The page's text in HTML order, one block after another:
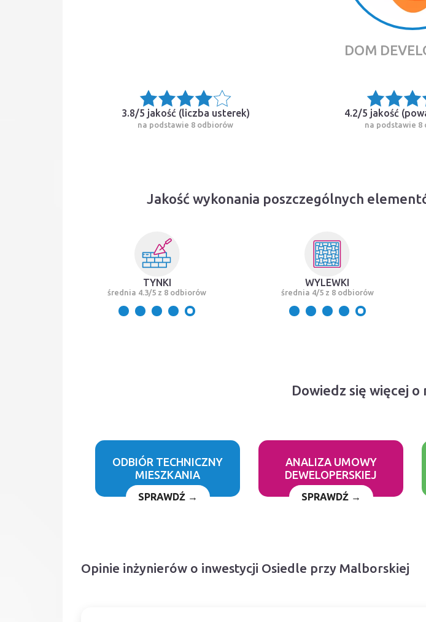
DOM
3.8/5 jakość (liczba usterek)
na podstawie 8 odbiorów
4.2/5 jakość (
na podstawie 8
Jakość wykonania poszczególnych
TYNKI
średnia 4.3/5 z 8 odbiorów
WYLEWKI
średnia 4/5 z 8 odbiorów
Dowiedz się więcej o
ODBIÓR TECHNICZNY
MIESZKANIA
SPRAWDŹ →
ANALIZA UMOWY
DEWELOPERSKIEJ
SPRAWDŹ →
Opinie inżynierów o inwestycji Osiedle przy Malborskiej